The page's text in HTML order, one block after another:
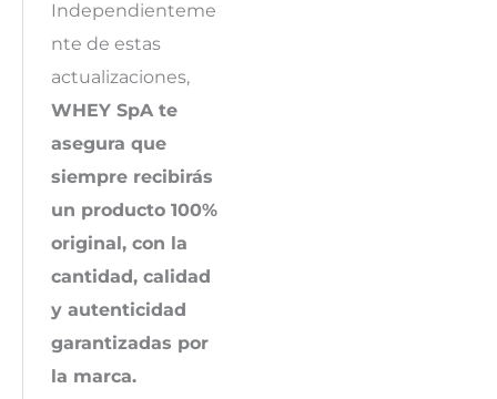
Independienteme
nte de estas
actualizaciones,
WHEY SpA te
asegura que
siempre recibirás
un producto 100%
original, con la
cantidad, calidad
y autenticidad
garantizadas por
la marca.